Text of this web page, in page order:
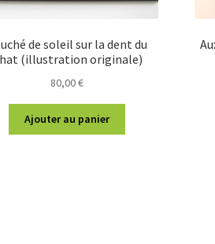
de soleil sur la dent du
(illustration originale)
80,00€
Ajouter au panier